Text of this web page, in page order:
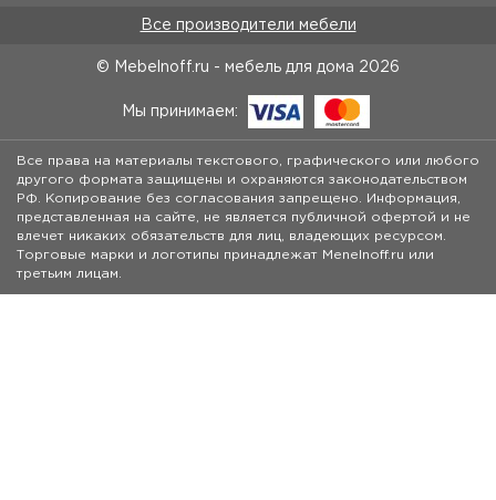
Все производители мебели
© Mebelnoff.ru - мебель для дома 2026
Мы принимаем:
Все права на материалы текстового, графического или любого
другого формата защищены и охраняются законодательством
РФ. Копирование без согласования запрещено. Информация,
представленная на сайте, не является публичной офертой и не
влечет никаких обязательств для лиц, владеющих ресурсом.
Торговые марки и логотипы принадлежат Menelnoff.ru или
третьим лицам.